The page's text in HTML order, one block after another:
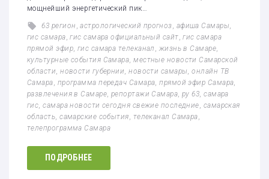
мощнейший энергетический пик…
63 регион ,астрологический прогноз, афиша Самары,
гис самара,гис самара официальный сайт,гис самара
прямой эфир, гис самара телеканал , жизнь в Самаре,
культурные события Самара,местные новости Самарской
области,новости губернии,новости самары,онлайн ТВ
Самара, программа передач Самара,прямой эфир Самара,
развлечения в Самаре, репортажи Самара,ру 63,самара
гис,самара новости сегодня свежие последние, самарская
область,самарские события, телеканал Самара,
телепрограмма Самара
ПОДРОБНЕЕ